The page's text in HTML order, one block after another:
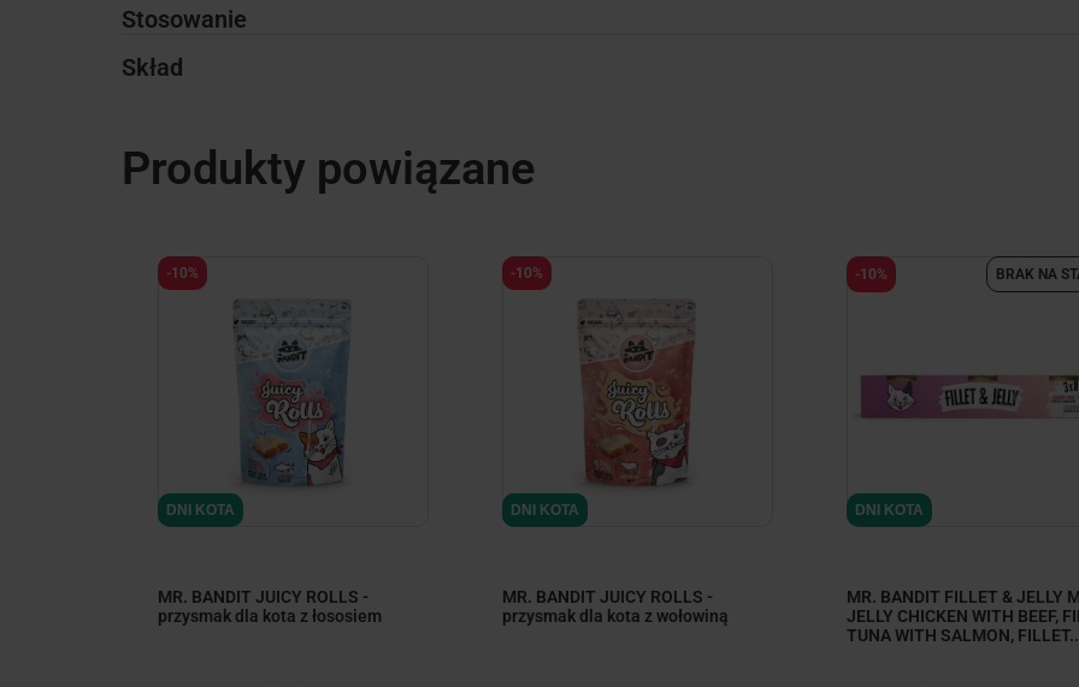
Stosowanie
Skład
Produkty powiązane
minimize
DNI KOTA
MR. BANDIT JUICY ROLLS -
przysmak dla kota z łososiem
-10%
minimize
DNI KOTA
minimize
DNI KOTA
MR. BANDIT JUICY ROLLS -
przysmak dla kota z wołowiną
-10%
DNI KOTA
MR. BANDIT FILLET & JELLY
JELLY CHICKEN WITH BEEF,
TUNA WITH SALMON,
-10% BRAK NA